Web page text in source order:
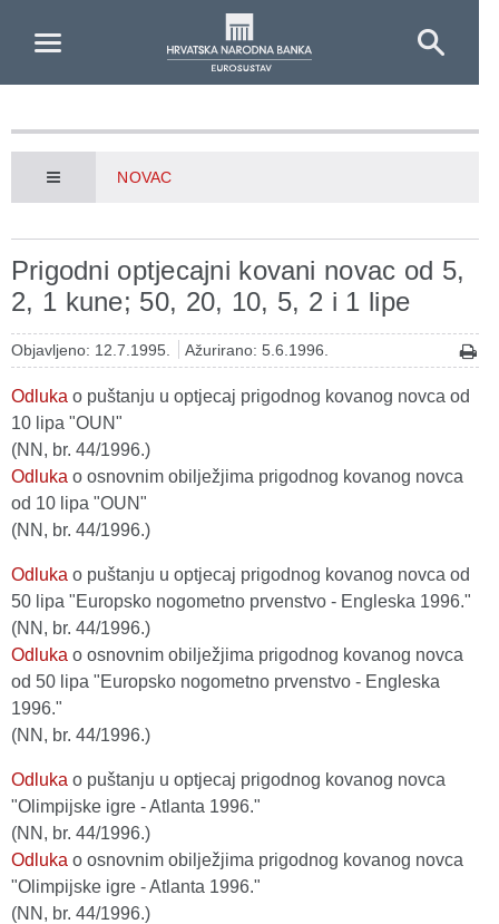
NOVAC
Prigodni optjecajni kovani novac od 5,
2, 1 kune; 50, 20, 10, 5, 2 i 1 lipe
Objavljeno: 12.7.1995. Ažurirano: 5.6.1996.
Odluka o puštanju u optjecaj prigodnog kovanog novca od
10 lipa "OUN"
(NN, br. 44/1996.)
Odluka o osnovnim obilježjima prigodnog kovanog novca
od 10 lipa "OUN"
(NN, br. 44/1996.)
Odluka o puštanju u optjecaj prigodnog kovanog novca od
50 lipa "Europsko nogometno prvenstvo - Engleska 1996."
(NN, br. 44/1996.)
Odluka o osnovnim obilježjima prigodnog kovanog novca
od 50 lipa "Europsko nogometno prvenstvo - Engleska
1996."
(NN, br. 44/1996.)
Odluka o puštanju u optjecaj prigodnog kovanog novca
"Olimpijske igre - Atlanta 1996."
(NN, br. 44/1996.)
Odluka o osnovnim obilježjima prigodnog kovanog novca
"Olimpijske igre - Atlanta 1996."
(NN, br. 44/1996.)